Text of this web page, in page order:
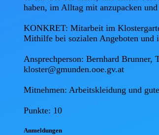
haben, im Alltag mit anzupacken
KONKRET: Mitarbeit im
Mithilfe bei sozialen Angeboten und
Ansprechperson: Bernhard Brunner,
kloster@gmunden.ooe.gv.at
Mitnehmen: Arbeitskleidung und
Punkte: 10
Anmeldungen